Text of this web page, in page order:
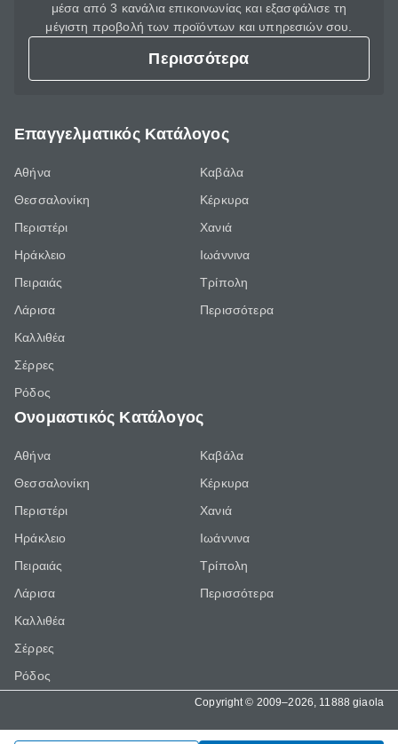
μέσα από 3 κανάλια επικοινωνίας και εξασφάλισε τη
μέγιστη προβολή των προϊόντων και υπηρεσιών σου.
Περισσότερα
Επαγγελματικός Κατάλογος
Αθήνα
Θεσσαλονίκη
Περιστέρι
Ηράκλειο
Πειραιάς
Λάρισα
Καλλιθέα
Σέρρες
Ρόδος
Καβάλα
Κέρκυρα
Χανιά
Ιωάννινα
Τρίπολη
Περισσότερα
Ονομαστικός Κατάλογος
Αθήνα
Θεσσαλονίκη
Περιστέρι
Ηράκλειο
Πειραιάς
Λάρισα
Καλλιθέα
Σέρρες
Ρόδος
Καβάλα
Κέρκυρα
Χανιά
Ιωάννινα
Τρίπολη
Περισσότερα
Copyright © 2009–2026, 11888 giaola